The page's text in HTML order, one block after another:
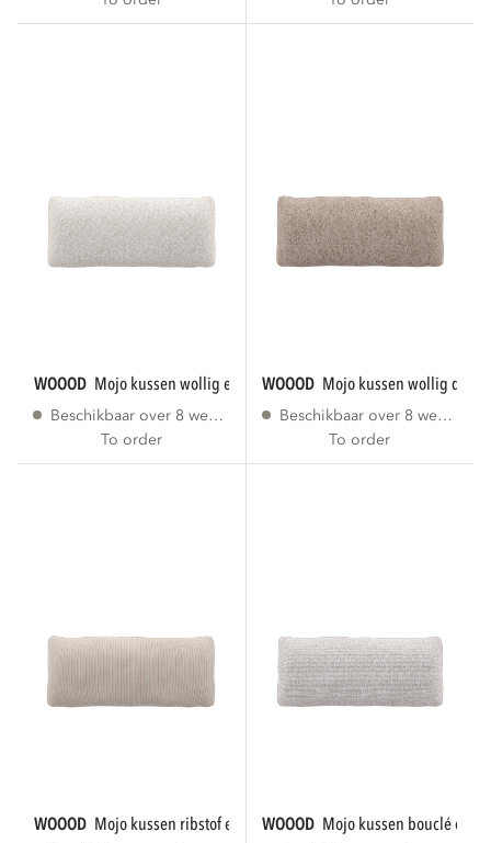
WOOOD mojo kussen wollig ecru
Beschikbaar over 8 weken
To order
WOOOD mojo kussen wollig
Beschikbaar over 8 weken
To order
WOOOD mojo kussen ribstof ecru WOOOD mojo kussen bouclé